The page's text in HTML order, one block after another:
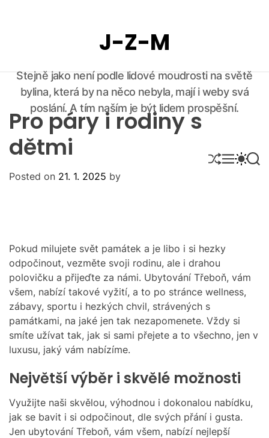
J-Z-M
Stejně jako není podle lidové moudrosti na světě
bylina, která by na něco nebyla, mají i weby svá
poslání. A tím naším je být lidem prospěšní.
S
H
M
E
S
W
M
D
S
E
Pro páry i rodiny s
dětmi
Posted on 21. 1. 2025 by
Pokud milujete svět památek a je libo i si hezky
odpočinout, vezměte svoji rodinu, ale i drahou
polovičku a přijeďte za námi. Ubytování Třeboň, vám
všem, nabízí takové vyžití, a to po stránce wellness,
zábavy, sportu i hezkých chvil, strávených s
památkami, na jaké jen tak nezapomenete. Vždy si
smíte užívat tak, jak si sami přejete a to všechno, jen v
luxusu, jaký vám nabízíme.
Největší výběr i skvělé možnosti
Využijte naši skvělou, výhodnou i dokonalou nabídku,
jak se bavit i si odpočinout, dle svých přání i gusta.
Jen ubytování Třeboň, vám všem, nabízí nejlepší